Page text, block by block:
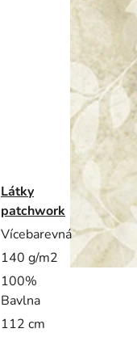
Látky
patchwork
Vícebarevná
140 g/m2
100%
Bavlna
112 cm